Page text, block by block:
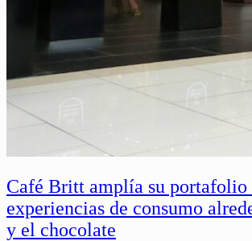
Café Britt amplía su portafolio
experiencias de consumo
y el chocolate